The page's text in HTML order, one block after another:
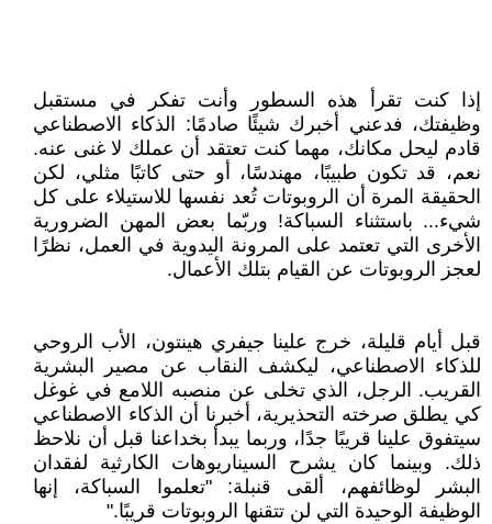
إذا كنت تقرأ هذه السطور وأنت تفكر في مستقبل
وظيفتك، فدعني أخبرك شيئًا صادمًا: الذكاء الاصطناعي
قادم ليحل مكانك، مهما كنت تعتقد أن عملك لا غنى عنه.
نعم، قد تكون طبيبًا، مهندسًا، أو حتى كاتبًا مثلي، لكن
الحقيقة المرة أن الروبوتات تُعد نفسها للاستيلاء على كل
شيء... باستثناء السباكة! وربّما بعض المهن الضرورية
الأخرى التي تعتمد على المرونة اليدوية في العمل، نظرًا
لعجز الروبوتات عن القيام بتلك الأعمال.
قبل أيام قليلة، خرج علينا جيفري هينتون، الأب الروحي
للذكاء الاصطناعي، ليكشف النقاب عن مصير البشرية
القريب. الرجل، الذي تخلى عن منصبه اللامع في غوغل
كي يطلق صرخته التحذيرية، أخبرنا أن الذكاء الاصطناعي
سيتفوق علينا قريبًا جدًا، وربما يبدأ بخداعنا قبل أن نلاحظ
ذلك. وبينما كان يشرح السيناريوهات الكارثية لفقدان
البشر لوظائفهم، ألقى قنبلة: "تعلموا السباكة، إنها
الوظيفة الوحيدة التي لن تتقنها الروبوتات قريبًا."